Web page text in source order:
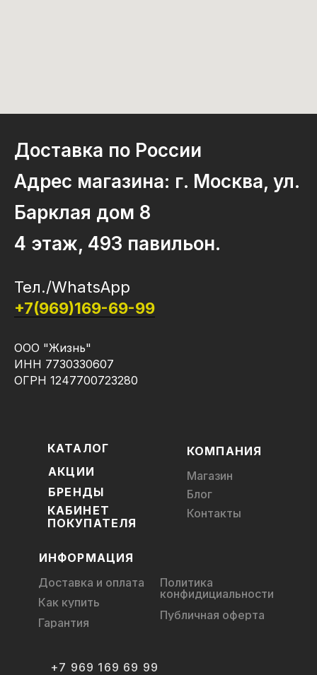
Доставка по России
Адрес магазина: г. Москва, ул.
Барклая дом 8
4 этаж, 493 павильон.
Тел./WhatsApp
+7(969)169-69-99
ООО "Жизнь"
ИНН 7730330607
ОГРН 1247700723280
КАТАЛОГ
КАБИНЕТ
ПОКУПАТЕЛЯ
БРЕНДЫ
АКЦИИ
Магазин
Блог
Контакты
КОМПАНИЯ
+7 969 169 69 99
ИНФОРМАЦИЯ
Доставка и оплата
Как купить
Политика
конфидициальности
Публичная оферта
Гарантия